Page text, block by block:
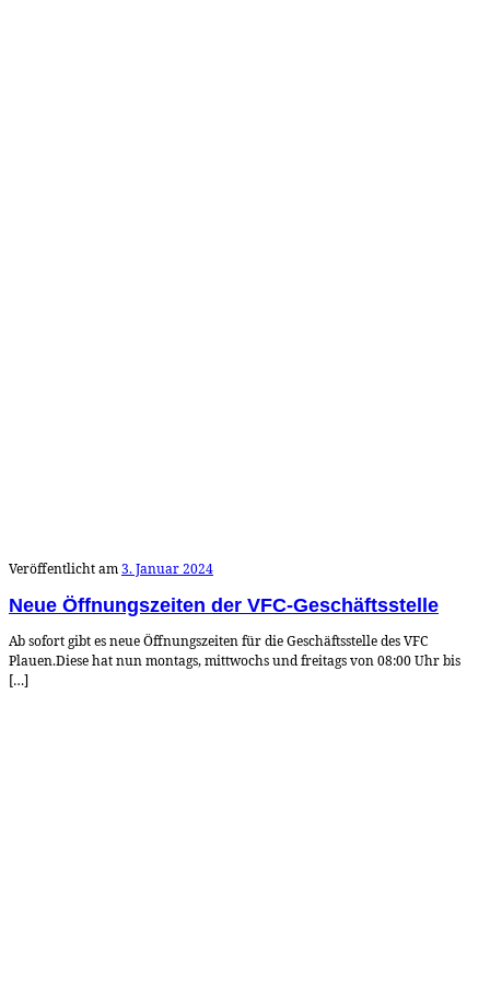
Veröffentlicht am3. Januar 2024
Neue Öffnungszeiten der VFC-Geschäftsstelle
Ab sofort gibt es neue Öffnungszeiten für die Geschäftsstelle des VFC
Plauen.Diese hat nun montags, mittwochs und freitags von 08:00 Uhr bis
[…]